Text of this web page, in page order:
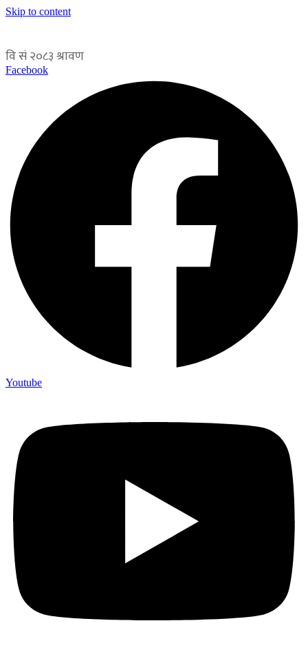
Skip to content
Facebook
Youtube